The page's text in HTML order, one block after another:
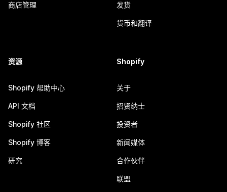
商店管理 发货
货币和翻译
资源
Shopify 帮助中心
API 文档
Shopify 社区
Shopify 博客
研究
Shopify
关于
招贤纳士
投资者
新闻媒体
合作伙伴
联盟